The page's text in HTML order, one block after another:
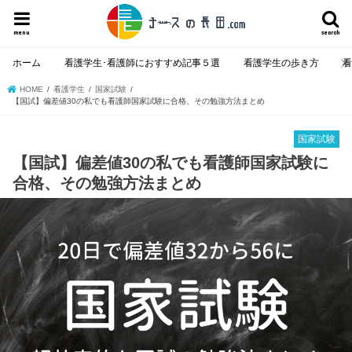
search
menu
ホーム 看護学生･看護師におすすめ記事５選 看護学生の歩き方
HOME 看護学生
国家試験
【国試】偏差値30の私でも看護師国家試験に合格、その勉強方法まとめ
国家試験
【国試】偏差値30の私でも看護師国家試験に
合格、その勉強方法まとめ